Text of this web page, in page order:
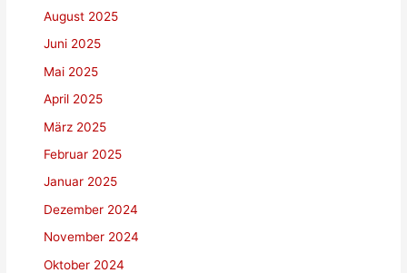
August 2025
Juni 2025
Mai 2025
April 2025
März 2025
Februar 2025
Januar 2025
Dezember 2024
November 2024
Oktober 2024